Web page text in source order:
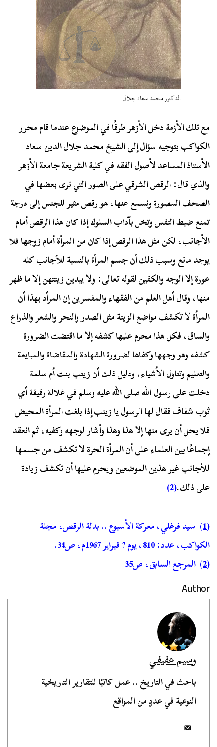
الدكتور محمد سعاد جلال
مع تلك الأزمة دخل الأزهر طرفًا في الموضوع عندما قام محرر
الكواكب بتوجيه سؤال إلى الشيخ محمد جلال الدين سعاد
الأستاذ المساعد لأصول الفقه في كلية الشريعة جامعة الأزهر
والذي قال: الرقص الشرقي على الصور التي نرى بعضها في
الصحف المصورة ونسمع عنها، هو رقص مثير للجنس إلى درجة
تمنع ضبط النفس وتخل بآداب السلوك إذا كان هذا الرقص أمام
الأجانب، لكن مثل هذا الرقص إذا كان من المرأة أمام زوجها فلا
يوجد مانع وسبب ذلك أن جسم المرأة بالنسبة للأجانب كله
عورة إلا الوجه والكفين لقوله تعالى: ولا يبدين زينتهن إلا ما ظهر
منها، وقال أهل العلم من الفقهاء والمفسرين إن المرأد بهذا أن
المرأة لا تكشف مواضع الزينة مثل الصدر والنحر والشعر والذراع
والساق، فكل هذا محرم عليها كشفه إلا ما اقتضت الضرورة
كشفه وهو وجهها وكفاها لضرورة الشهادة والمقاضاة والمبايعة
والتعليم وتناول الأشياء، ودليل ذلك أن زينب بنت أم سلمة
دخلت على رسول الله صلى الله عليه وسلم في غلالة رقيقة أي
ثوب شفاف فقال لها الرسول يا زينب إذا بلغت المرأة المحيض
فلا يحل أن يرى منها إلا هذا وهذا وأشار لوجهه وكفيه، ثم انعقد
إجماعًا بين العلماء على أن المرأة الحرة لا تكشف من جسمها
للأجانب غير هذين الموضعين ويحرم عليها أن تكشف زيادة
على ذلك.(2)
(1)
سيد فرغلي، معركة الأسبوع .. بدلة الرقص، مجلة
الكواكب، عدد: 810، يوم 7 فبراير 1967م، ص34.
(2)
المرجع السابق، ص35
Author
وسيم عفيفي
باحث في التاريخ .. عمل كاتبًا للتقارير التاريخية
النوعية في عددٍ من المواقع